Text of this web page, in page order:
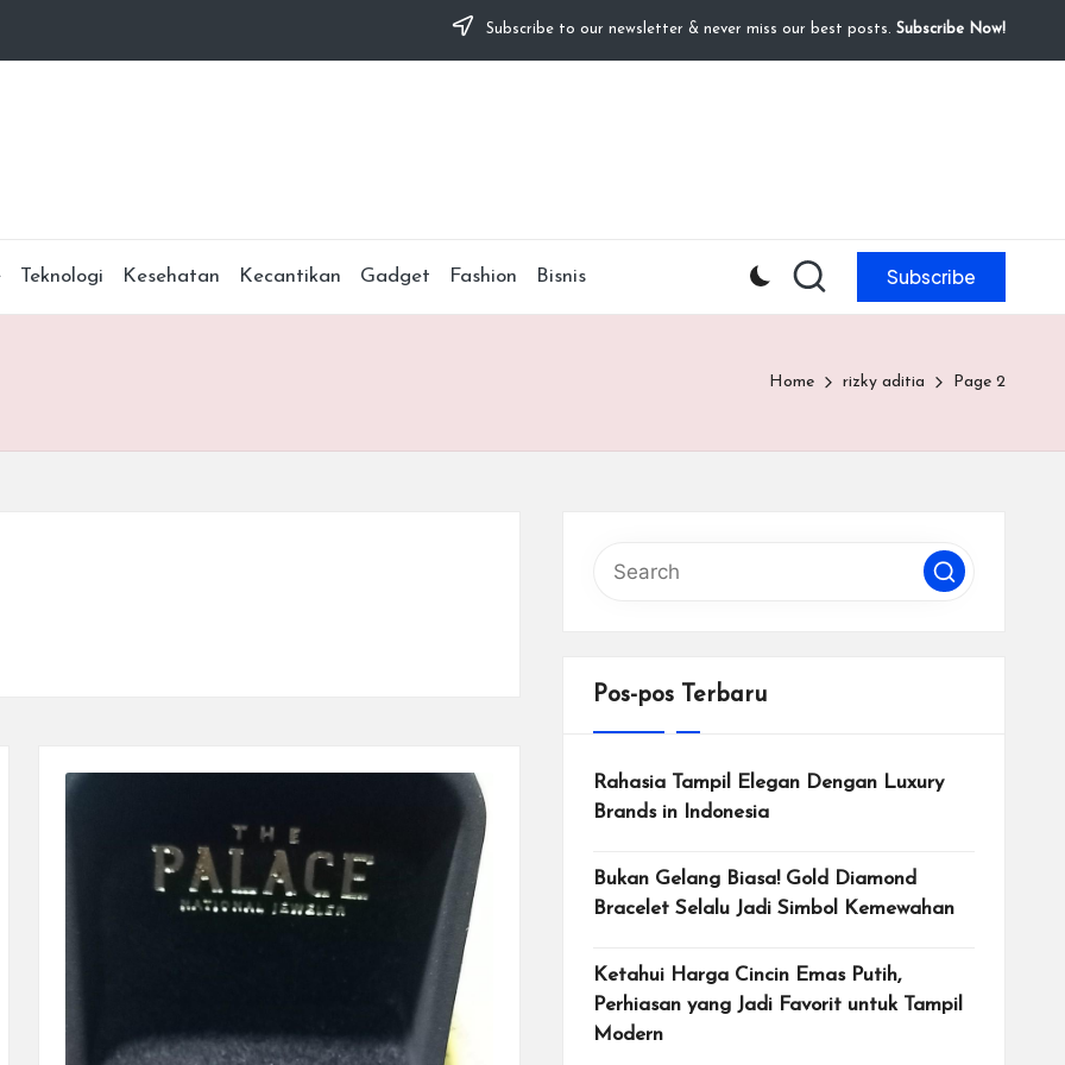
Subscribe to our newsletter & never miss our best posts. Subscribe Now!
Teknologi Kesehatan Kecantikan Gadget Fashion Bisnis Subscribe
Home rizky aditia Page 2
Pos-pos Terbaru
Rahasia Tampil Elegan Dengan Luxury
Brands in Indonesia
Bukan Gelang Biasa! Gold Diamond
Bracelet Selalu Jadi Simbol Kemewahan
Ketahui Harga Cincin Emas Putih,
Perhiasan yang Jadi Favorit untuk Tampil
Modern